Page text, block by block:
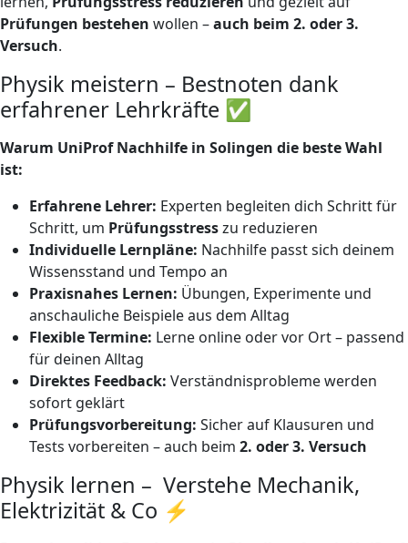
Prüfungen bestehen wollen –auch beim 2. oder 3.
Versuch.
Physik meistern – Bestnoten dank
erfahrener Lehrkräfte ✅
Warum UniProf Nachhilfe in Solingen die beste Wahl
ist:
Erfahrene Lehrer: Experten begleiten dich Schritt für
Schritt, um Prüfungsstresszu reduzieren
Individuelle Lernpläne: Nachhilfe passt sich deinem
Wissensstand und Tempo an
Praxisnahes Lernen: Übungen, Experimente und
anschauliche Beispiele aus dem Alltag
Flexible Termine: Lerne online oder vor Ort – passend
für deinen Alltag
Direktes Feedback: Verständnisprobleme werden
sofort geklärt
Prüfungsvorbereitung: Sicher auf Klausuren und
Tests vorbereiten – auch beim 2. oder 3. Versuch
Physik lernen – Verstehe Mechanik,
Elektrizität & Co ⚡